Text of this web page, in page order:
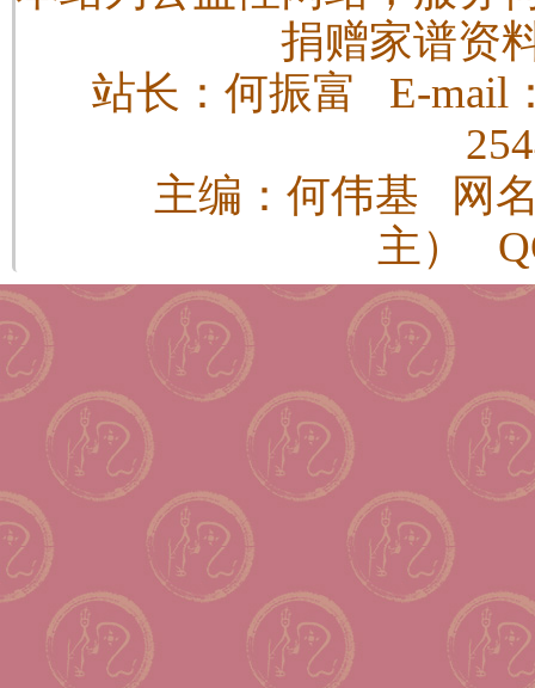
捐赠家谱资
站长：何振富 E-mail
主编：何伟基 网
主）